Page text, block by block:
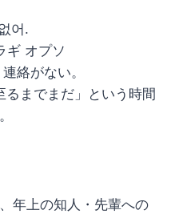
어.
ギ オプソ
絡がない。
までまだ」という時間
年上の知人・先輩への